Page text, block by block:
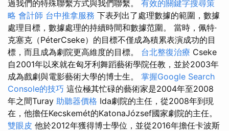
過我們的特殊聯繫方式與我們聯繫。 有效的關鍵字搜尋策
略 會計師 台中推拿服務 下表列出了處理數據的範圍，數據
處理目標，數據處理的持續時間和數據范圍。 當時，佩特·
克塞克（PéterCseke）的目標不僅成為積累表演成功的目
標，而且成為劇院更高維度的目標。 台北整復治療 Cseke
自2001年以來就在匈牙利舞蹈藝術學院任教，並於2003年
成為戲劇與電影藝術大學的博士生。 掌握Google Search
Console的技巧 這位極其忙碌的藝術家是2004年至2008
年之間Turay 助聽器價格 Ida劇院的主任，從2008年到現
在，他擔任Kecskemét的KatonaJózsef國家劇院的主任。
雙眼皮 他於2012年獲得博士學位，並從2016年擔任卡波斯